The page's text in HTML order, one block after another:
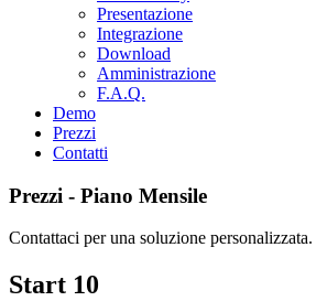
Presentazione
Integrazione
Download
Amministrazione
F.A.Q.
Demo
Prezzi
Contatti
Prezzi - Piano Mensile
Contattaci per una soluzione personalizzata.
Start 10